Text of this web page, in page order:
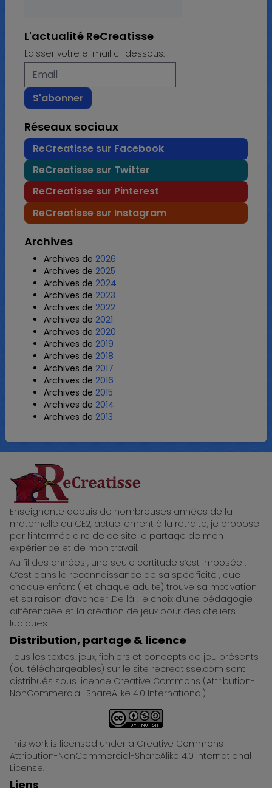
L'actualité ReCreatisse
Laisser votre e-mail ci-dessous.
Réseaux sociaux
ReCreatisse sur Facebook
ReCreatisse sur Twitter
ReCreatisse sur Pinterest
ReCreatisse sur Instagram
Archives
Archives de 2026
Archives de 2025
Archives de 2024
Archives de 2023
Archives de 2022
Archives de 2021
Archives de 2020
Archives de 2019
Archives de 2018
Archives de 2017
Archives de 2016
Archives de 2015
Archives de 2014
Archives de 2013
ReCreatisse
Enseignante depuis de nombreuses années de la
maternelle au CE2, actuellement à la retraite, je propose
par l’intermédiaire de ce site le partage de mon
expérience et de mon travail.
Au fil des années , une seule certitude s’est imposée :
C’est dans la reconnaissance de sa spécificité , que
chaque enfant ( et chaque adulte) trouve sa motivation
et sa raison d’avancer .De là , le choix d’une pédagogie
différenciée et la création de jeux pour des ateliers
ludiques.
Distribution, partage & licence
Tous les textes, jeux, fichiers et concepts de jeu présents
(ou téléchargeables) sur le site recreatisse.com sont
distribués sous licence Creative Commons (Attribution-
NonCommercial-ShareAlike 4.0 International).
This work is licensed under a Creative Commons
Attribution-NonCommercial-ShareAlike 4.0 International
License.
Liens